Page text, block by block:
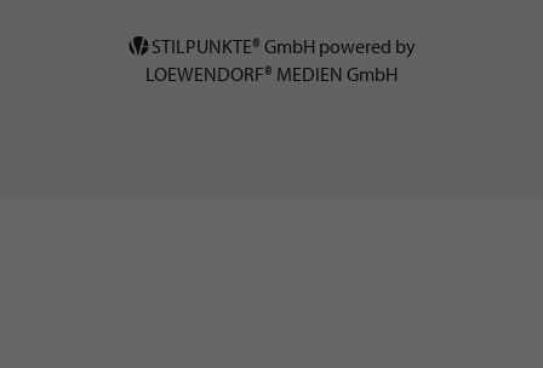
STILPUNKTE® GmbH powered by
LOEWENDORF® MEDIEN GmbH